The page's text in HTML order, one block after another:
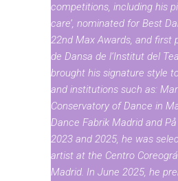
competitions, including his
care’, nominated for Best
22nd Max Awards, and first
de Dansa de l’Institut del
brought his signature style
and institutions such as:
Conservatory of Dance in
Dance Fabrik Madrid and På
2023 and 2025, he was
artist at the Centro
Madrid. In June 2025, he